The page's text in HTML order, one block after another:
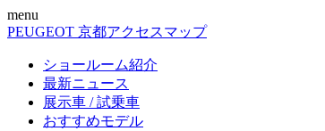
menu
PEUGEOT 京都アクセスマップ
ショールーム紹介
最新ニュース
展示車 / 試乗車
おすすめモデル